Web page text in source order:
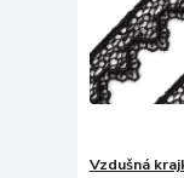
Vzdušná